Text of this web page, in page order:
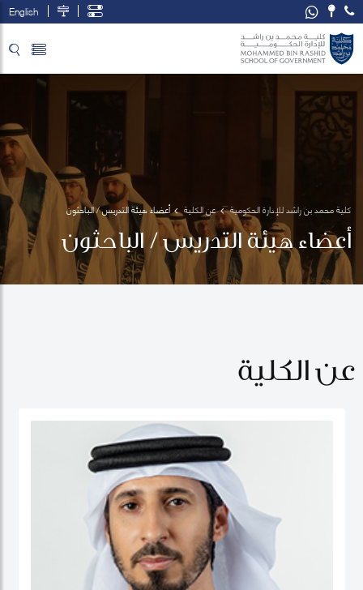
English
كلية محمد بن راشد للإدارة الحكومية عن الكلية أعضاء هيئة التدريس / الباحثون
أعضاء هيئة التدريس / الباحثون
عن الكلية